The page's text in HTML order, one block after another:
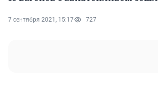
7 сентября 2021, 15:17 727